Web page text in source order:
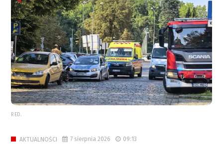
RED.
AKTUALNOŚCI 7 sierpnia 2026 09:13